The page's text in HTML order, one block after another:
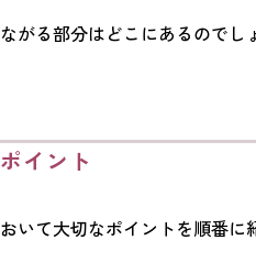
がる部分はどこにあるのでし
イント
いて大切なポイントを順番に